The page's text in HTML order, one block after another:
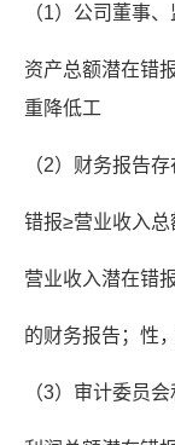
（1）公司董事
资产总额潜在错
重降低工
（2）财务报告
错报≥营业收入总
营业收入潜在错
的财务报告；性
（3）审计委员